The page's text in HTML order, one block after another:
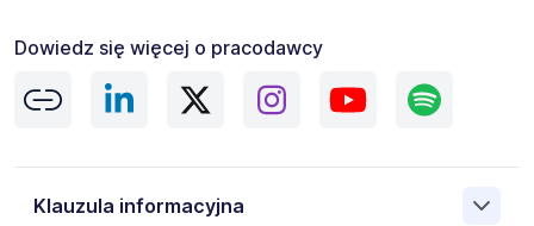
Dowiedz się więcej o pracodawcy
Klauzula informacyjna